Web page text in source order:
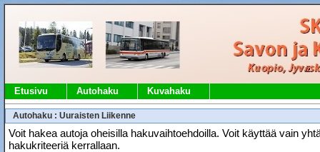
Etusivu Autohaku Kuvahaku
Autohaku : Uuraisten Liikenne
Voit hakea autoja oheisilla hakuvaihtoehdoilla. Voit käyttää vain
hakukriteeriä kerrallaan.